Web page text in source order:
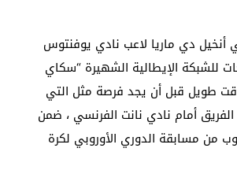
أنخيل دي ماريا لاعب نادي يوفنتوس
للشبكة الإيطالية الشهيرة “سكاي
طويل قبل أن يجد فرصة مثل التي
أمام نادي نانت الفرنسي ، ضمن
من مسابقة الدوري الأوروبي لكرة